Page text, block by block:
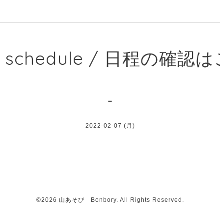
schedule / 日程の確認は
-
2022-02-07 (月)
©2026 山あそび Bonbory. All Rights Reserved.